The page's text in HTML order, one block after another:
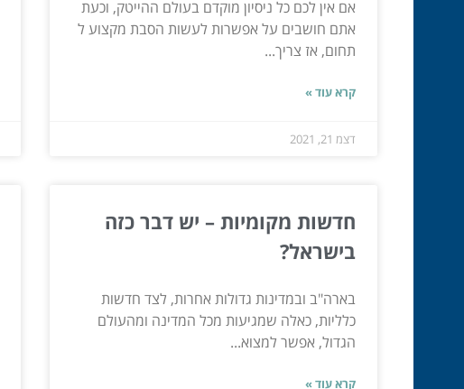
אם אין לכם כל ניסיון מוקדם בעולם ההייטק, וכעת
אתם חושבים על אפשרות לעשות הסבת מקצוע ל
תחום, אז צריך...
קרא עוד »
דצמ 21, 2021
חדשות מקומיות – יש דבר כזה
בישראל?
בארה"ב ובמדינות גדולות אחרות, לצד חדשות
כלליות, כאלה שמגיעות מכל המדינה ומהעולם
הגדול, אפשר למצוא...
קרא עוד »